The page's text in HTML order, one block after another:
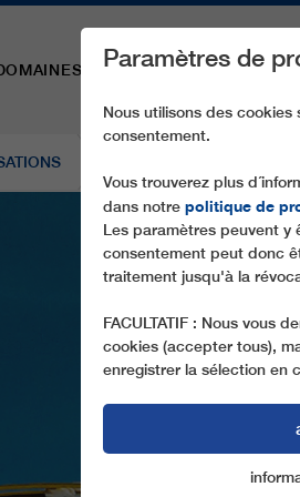
D´ACTIVITÉS PIÈCES DE
Paramètres de
Nous utilisons des
consentement.
Vous trouverez plus
dans notre politique de
Les paramètres peuvent y
consentement peut donc
traitement jusqu'à la
FACULTATIF : Nous vous
cookies (accepter tous),
enregistrer la sélection en
cookies essentiels